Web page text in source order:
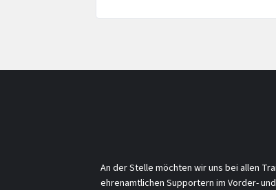
An der Stelle möchten wir uns bei allen
ehrenamtlichen Supportern im Vorder-